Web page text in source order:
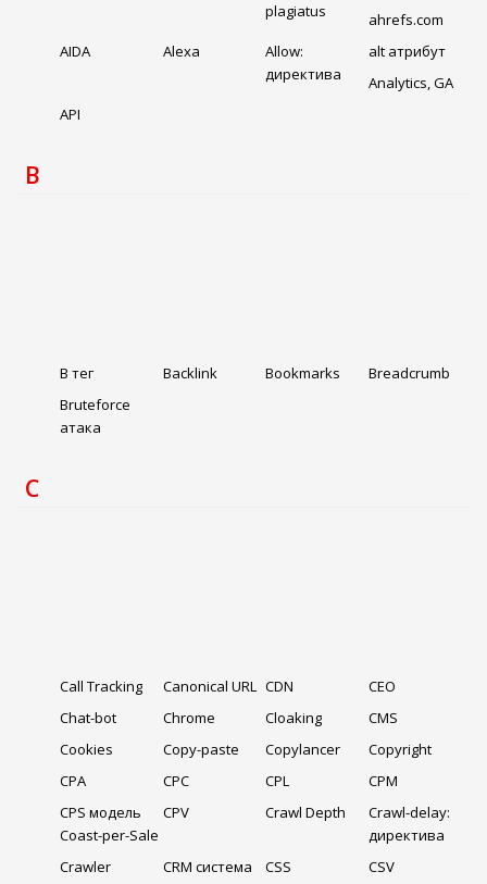
plagiatus
ahrefs.com
AIDA
Alexa
Allow:
директива
alt атрибут
Analytics, GA
API
B
B тег Backlink Bookmarks
Breadcrumb
Bruteforce
атака
C
Call Tracking Canonical URL CDN
CEO
Chat-bot
Chrome Cloaking
CMS
Cookies
Copy-paste Copylancer
Copyright
CPA
CPC CPL
CPM
CPS модель
Coast-per-Sale
CPV Crawl Depth
Crawl-delay:
директива
Crawler
CRM система CSS
CSV